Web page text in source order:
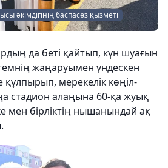
әкімдігінің баспасөз қызметі
да беті қайтып, күн шуағын
жаңаруымен үндескен
құлпырып, мерекелік көңіл-
стадион алаңына 60-қа жуық
мен бірліктің нышанындай ақ